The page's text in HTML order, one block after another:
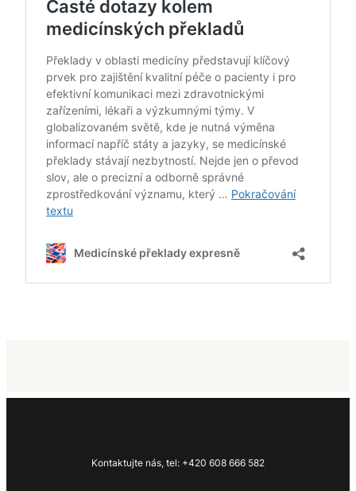
Kontaktujte nás, tel: +420 608 666 582